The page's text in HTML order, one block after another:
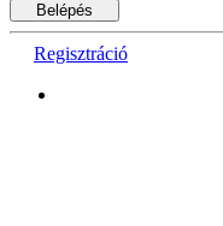
Belépés
Regisztráció